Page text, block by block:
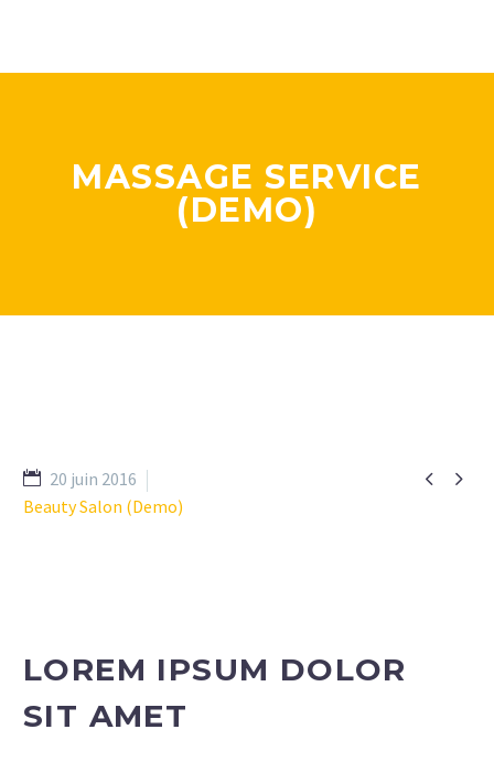
MASSAGE SERVICE
(DEMO)
 
20 juin 2016
Beauty Salon (Demo)
LOREM IPSUM DOLOR
SIT AMET